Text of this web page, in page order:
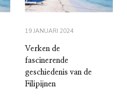
19 JANUARI 2024
Verken de
fascinerende
geschiedenis van de
Filipijnen